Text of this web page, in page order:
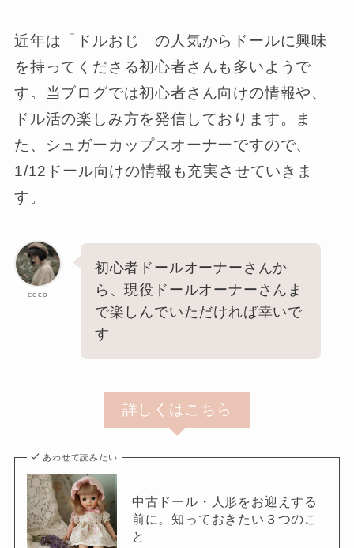
近年は「ドルおじ」の人気からドールに興味
を持ってくださる初心者さんも多いようで
す。当ブログでは初心者さん向けの情報や、
ドル活の楽しみ方を発信しております。ま
た、シュガーカップスオーナーですので、
1/12ドール向けの情報も充実させていきま
す。
coco
初心者ドールオーナーさんか
ら、現役ドールオーナーさんま
で楽しんでいただければ幸いで
す
詳しくはこちら
あわせて読みたい
中古ドール・人形をお迎えする
前に。知っておきたい３つのこ
と